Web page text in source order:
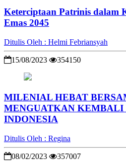
Keterciptaan Patrinis dalam
Emas 2045
Ditulis Oleh : Helmi Febriansyah
15/08/2023 354150
MILENIAL HEBAT
MENGUATKAN KEMBALI
INDONESIA
Ditulis Oleh : Regina
08/02/2023 357007